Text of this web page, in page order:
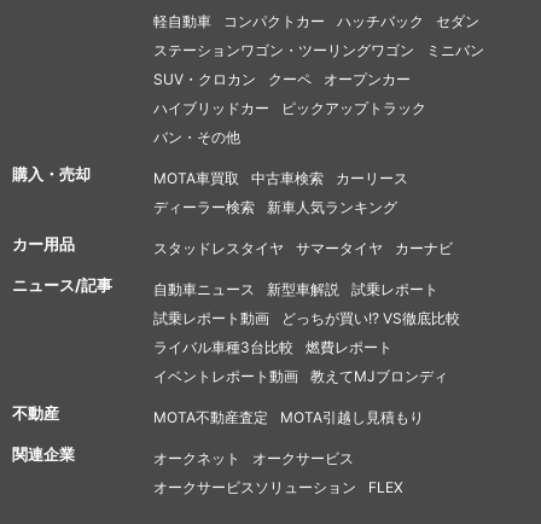
軽自動車 コンパクトカー ハッチバック
セダン
ステーションワゴン・ツーリングワゴン
ミニバン
SUV・クロカン
クーペ
オープンカー
ハイブリッドカー
ピックアップトラック
バン・その他
購入・売却 MOTA車買取 中古車検索
カーリース
ディーラー検索
新車人気ランキング
カー用品 スタッドレスタイヤ サマータイヤ カーナビ
ニュース/記事 自動車ニュース 新型車解説
試乗レポート
試乗レポート動画
どっちが買い!? VS徹底比較
ライバル車種3台比較
燃費レポート
イベントレポート動画
教えてMJブロンディ
不動産 MOTA不動産査定 MOTA引越し見積もり
関連企業 オークネット
オークサービス
オークサービスソリューション
FLEX